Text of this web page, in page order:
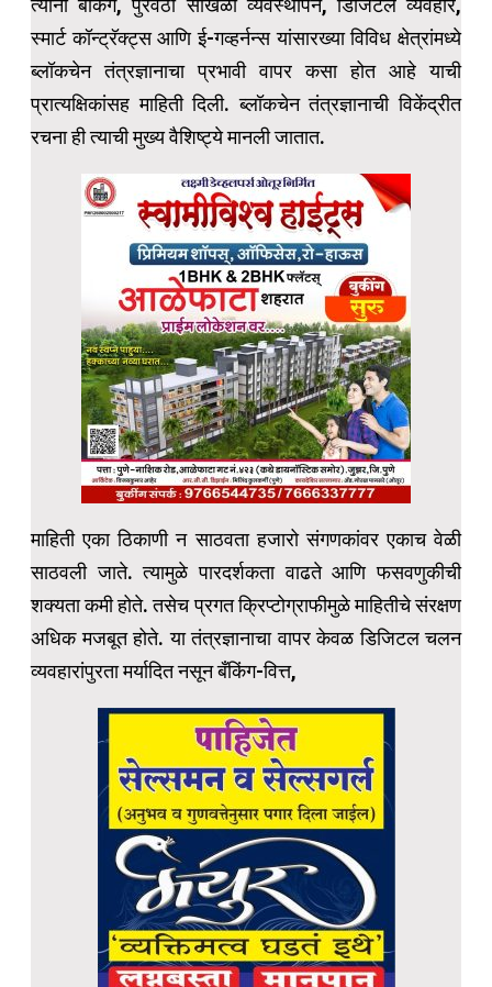
त्यांनी बँकिंग, पुरवठा साखळी व्यवस्थापन, डिजिटल व्यवहार,
स्मार्ट कॉन्ट्रॅक्ट्स आणि ई-गव्हर्नन्स यांसारख्या विविध क्षेत्रांमध्ये
ब्लॉकचेन तंत्रज्ञानाचा प्रभावी वापर कसा होत आहे याची
प्रात्यक्षिकांसह माहिती दिली. ब्लॉकचेन तंत्रज्ञानाची विकेंद्रीत
रचना ही त्याची मुख्य वैशिष्ट्ये मानली जातात.
माहिती एका ठिकाणी न साठवता हजारो संगणकांवर एकाच वेळी
साठवली जाते. त्यामुळे पारदर्शकता वाढते आणि फसवणुकीची
शक्यता कमी होते. तसेच प्रगत क्रिप्टोग्राफीमुळे माहितीचे संरक्षण
अधिक मजबूत होते. या तंत्रज्ञानाचा वापर केवळ डिजिटल चलन
व्यवहारांपुरता मर्यादित नसून बँकिंग-वित्त,